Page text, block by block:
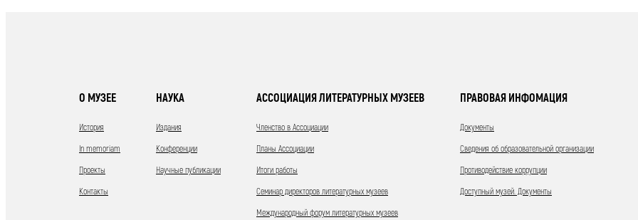
О МУЗЕЕ
История
In memoriam
Проекты
Контакты
НАУКА
Издания
Конференции
Научные публикации
АССОЦИАЦИЯ ЛИТЕРАТУРНЫХ МУЗЕЕВ
Членство в Ассоциации
Планы Ассоциации
Итоги работы
Семинар директоров литературных музеев
Международный форум литературных музеев
ПРАВОВАЯ ИНФОМАЦИЯ
Документы
Сведения об образовательной организации
Противодействие коррупции
Доступный музей. Документы